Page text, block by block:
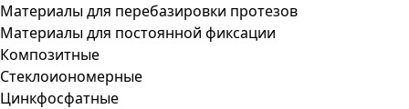
Материалы для перебазировки протезов
Материалы для постоянной фиксации
Композитные
Стеклоиономерные
Цинкфосфатные